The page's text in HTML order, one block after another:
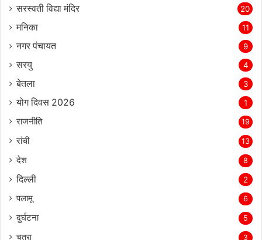
सरस्‍वती विद्या मंदिर 20
मनिका 11
नगर पंचायत 9
सरयु 4
बेतला 3
योग दिवस 2026 1
राजनीति 19
रांची 13
देश 8
दिल्‍ली 2
पलामू 6
दुर्घटना 5
चतरा 3